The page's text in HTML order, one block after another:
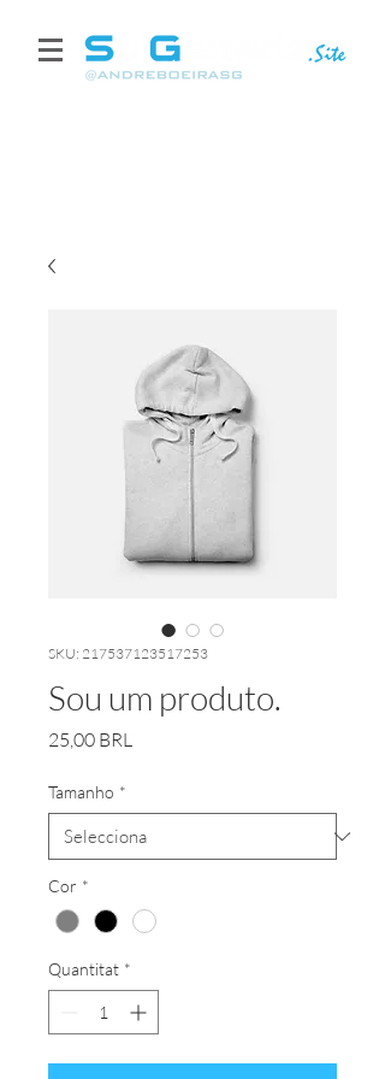
SKU: 217537123517253
Sou um produto.
25,00 BRL
Tamanho *
Cor *
Quantitat *